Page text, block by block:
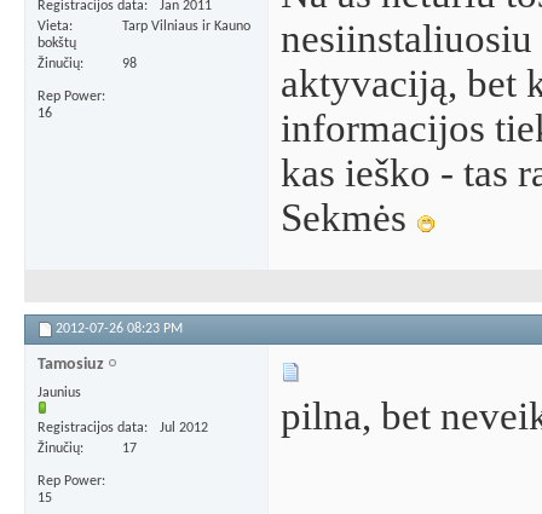
Registracijos data
Jan 2011
Vieta
Tarp Vilniaus ir Kauno
bokštų
Žinučių
98
Rep Power
16
aktyvaciją, bet
informacijos
kas ieško - tas
Sekmės
2012-07-26 08:23 PM
Tamosiuz
Jaunius
Registracijos data
Jul 2012
Žinučių
17
Rep Power
15
pilna, bet